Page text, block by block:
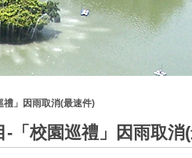
禮」因雨取消(最速件)
「校園巡禮」因雨取消